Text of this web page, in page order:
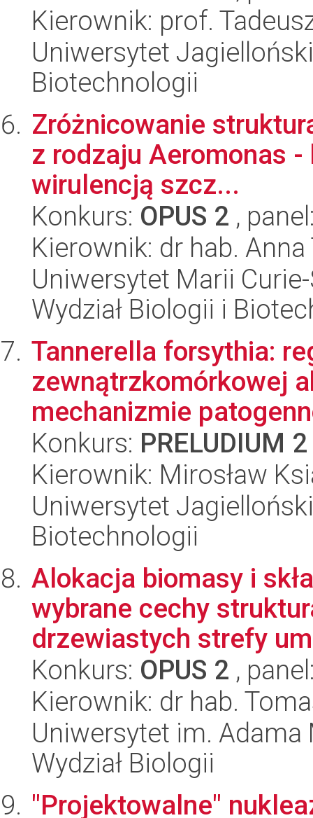
Kierownik: prof.
Uniwersytet
Biotechnologii
Zróżnicowanie
z rodzaju Aeromonas
wirulencją szcz...
Konkurs: OPUS 2 ,
Kierownik: dr hab.
Uniwersytet Marii
Wydział Biologii i
Tannerella forsythia:
zewnątrzkomórkowej
mechanizmie
Konkurs: PRELUDIUM 2
Kierownik: Mirosław
Uniwersytet
Biotechnologii
Alokacja biomasy i
wybrane cechy
drzewiastych strefy
Konkurs: OPUS 2 ,
Kierownik: dr hab.
Uniwersytet im.
Wydział Biologii
"Projektowalne"